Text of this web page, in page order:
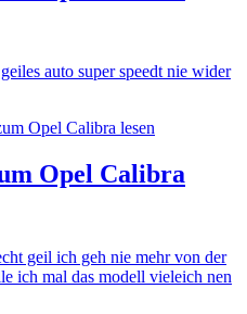
auto super speedt nie wider
Opel Calibra lesen
Opel Calibra
geil ich geh nie mehr von der
ich mal das modell vieleich nen